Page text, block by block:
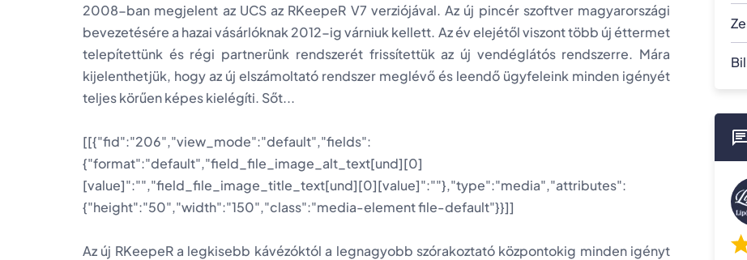
2008-ban megjelent az UCS az RKeepeR V7 verziójával. Az új pincér szoftver magyarországi
bevezetésére a hazai vásárlóknak 2012-ig várniuk kellett. Az év elejétől viszont több új éttermet
telepítettünk és régi partnerünk rendszerét frissítettük az új vendéglátós rendszerre. Mára
kijelenthetjük, hogy az új elszámoltató rendszer meglévő és leendő ügyfeleink minden igényét
teljes körűen képes kielégíti. Sőt...
[[{"fid":"206","view_mode":"default","fields":
{"format":"default","field_file_image_alt_text[und][0]
[value]":"","field_file_image_title_text[und][0][value]":""},"type":"media","attributes":
{"height":"50","width":"150","class":"media-element file-default"}}]]
Az új RKeepeR a legkisebb kávézóktól a legnagyobb szórakoztató központokig minden igényt